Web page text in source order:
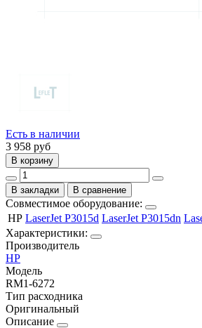
Есть в наличии
3 958 руб
В корзину
В закладки В сравнение
Совместимое оборудование:
HP LaserJet P3015d LaserJet P3015dn
Характеристики:
Производитель
HP
Модель
RM1-6272
Тип расходника
Оригинальный
Описание